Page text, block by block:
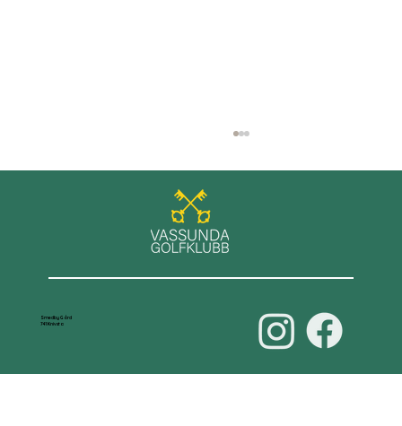
Smedby Gård
741 Knivsta